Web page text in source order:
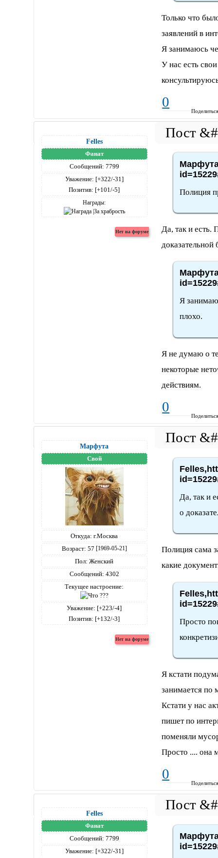
Только что
заявлений в
Я занимаюсь
У нас есть
0
Felles
Фанат
Сообщений: 7799
Уважение: [+322/-31]
Позитив: [+101/-5]
Награды:
Полиция
Да, так и есть.
доказательной
Я
плохо.
Я не думаю о
некоторые
действиям.
0
Марфута
Свой
Откуда: г.Москва
Возраст: 57 [1969-05-21]
Пол: Женский
Сообщений: 4302
Текущее настроение:
Уважение: [+223/-4]
Позитив: [+132/-3]
Да, так и
о
Полиция сама
какие
Просто
Я кстати
занимается по
Кстати у нас
пишет по
поменяли
Просто .... она
0
Felles
Фанат
Сообщений: 7799
Уважение: [+322/-31]